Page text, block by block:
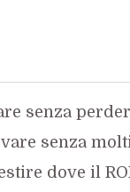
senza
senza
dove il